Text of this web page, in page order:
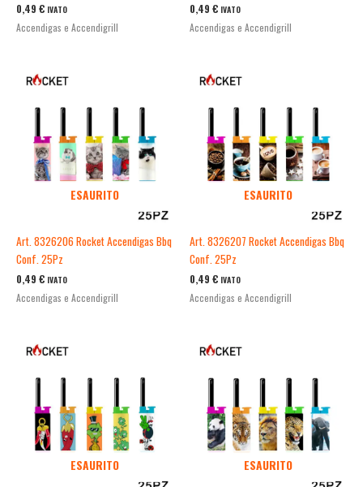
0,49 € IVATO
Accendigas e Accendigrill
0,49 € IVATO
Accendigas e Accendigrill
ESAURITO
Art. 8326206 Rocket Accendigas Bbq
Conf. 25Pz
0,49 € IVATO
Accendigas e Accendigrill
ESAURITO
Art. 8326207 Rocket Accendigas Bbq
Conf. 25Pz
0,49 € IVATO
Accendigas e Accendigrill
ESAURITO ESAURITO